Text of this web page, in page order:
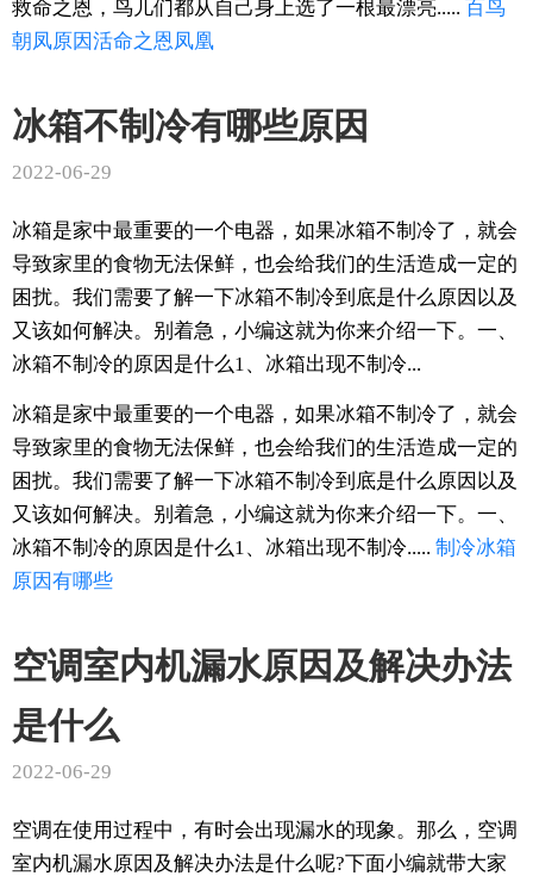
救命之恩，鸟儿们都从自己身上选了一根最漂亮..... 百鸟
朝凤原因活命之恩凤凰
冰箱不制冷有哪些原因
2022-06-29
冰箱是家中最重要的一个电器，如果冰箱不制冷了，就会
导致家里的食物无法保鲜，也会给我们的生活造成一定的
困扰。我们需要了解一下冰箱不制冷到底是什么原因以及
又该如何解决。别着急，小编这就为你来介绍一下。一、
冰箱不制冷的原因是什么1、冰箱出现不制冷...
冰箱是家中最重要的一个电器，如果冰箱不制冷了，就会
导致家里的食物无法保鲜，也会给我们的生活造成一定的
困扰。我们需要了解一下冰箱不制冷到底是什么原因以及
又该如何解决。别着急，小编这就为你来介绍一下。一、
冰箱不制冷的原因是什么1、冰箱出现不制冷..... 制冷冰箱
原因有哪些
空调室内机漏水原因及解决办法
是什么
2022-06-29
空调在使用过程中，有时会出现漏水的现象。那么，空调
室内机漏水原因及解决办法是什么呢?下面小编就带大家